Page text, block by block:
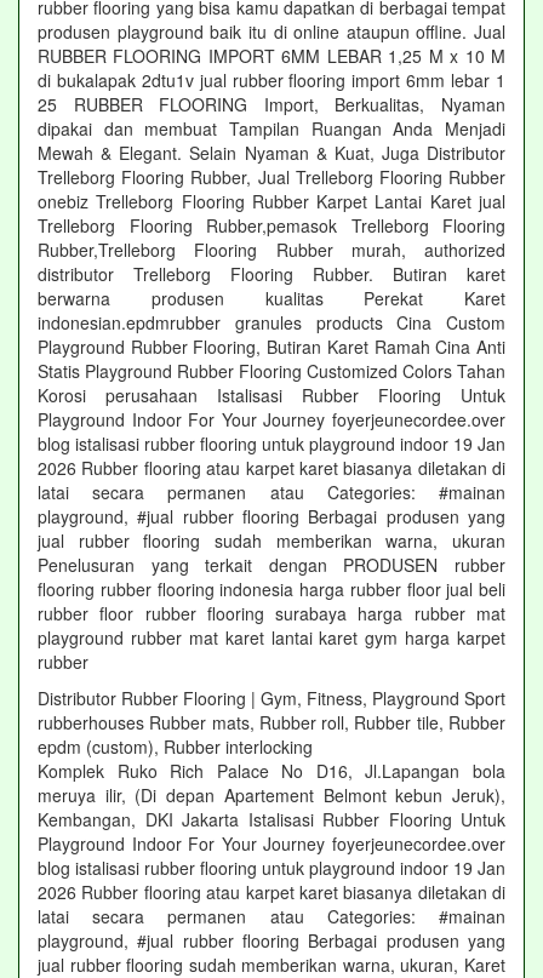
rubber flooring yang bisa kamu dapatkan di berbagai tempat
produsen playground baik itu di online ataupun offline. Jual
RUBBER FLOORING IMPORT 6MM LEBAR 1,25 M x 10 M
di bukalapak 2dtu1v jual rubber flooring import 6mm lebar 1
25 RUBBER FLOORING Import, Berkualitas, Nyaman
dipakai dan membuat Tampilan Ruangan Anda Menjadi
Mewah & Elegant. Selain Nyaman & Kuat, Juga Distributor
Trelleborg Flooring Rubber, Jual Trelleborg Flooring Rubber
onebiz Trelleborg Flooring Rubber Karpet Lantai Karet jual
Trelleborg Flooring Rubber,pemasok Trelleborg Flooring
Rubber,Trelleborg Flooring Rubber murah, authorized
distributor Trelleborg Flooring Rubber. Butiran karet
berwarna produsen kualitas Perekat Karet
indonesian.epdmrubber granules products Cina Custom
Playground Rubber Flooring, Butiran Karet Ramah Cina Anti
Statis Playground Rubber Flooring Customized Colors Tahan
Korosi perusahaan Istalisasi Rubber Flooring Untuk
Playground Indoor For Your Journey foyerjeunecordee.over
blog istalisasi rubber flooring untuk playground indoor 19 Jan
2026 Rubber flooring atau karpet karet biasanya diletakan di
latai secara permanen atau Categories: #mainan
playground, #jual rubber flooring Berbagai produsen yang
jual rubber flooring sudah memberikan warna, ukuran
Penelusuran yang terkait dengan PRODUSEN rubber
flooring rubber flooring indonesia harga rubber floor jual beli
rubber floor rubber flooring surabaya harga rubber mat
playground rubber mat karet lantai karet gym harga karpet
rubber
Distributor Rubber Flooring | Gym, Fitness, Playground Sport
rubberhouses Rubber mats, Rubber roll, Rubber tile, Rubber
epdm (custom), Rubber interlocking
Komplek Ruko Rich Palace No D16, Jl.Lapangan bola
meruya ilir, (Di depan Apartement Belmont kebun Jeruk),
Kembangan, DKI Jakarta Istalisasi Rubber Flooring Untuk
Playground Indoor For Your Journey foyerjeunecordee.over
blog istalisasi rubber flooring untuk playground indoor 19 Jan
2026 Rubber flooring atau karpet karet biasanya diletakan di
latai secara permanen atau Categories: #mainan
playground, #jual rubber flooring Berbagai produsen yang
jual rubber flooring sudah memberikan warna, ukuran, Karet